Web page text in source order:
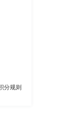
分规则